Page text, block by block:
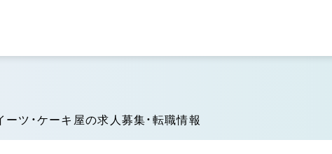
ツ・ケーキ屋の求人募集・転職情報